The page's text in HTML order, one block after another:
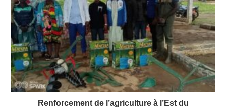
Renforcement de l’agriculture à l’Est du